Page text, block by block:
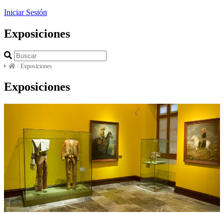
Iniciar Sesión
Exposiciones
/ Exposiciones
Exposiciones